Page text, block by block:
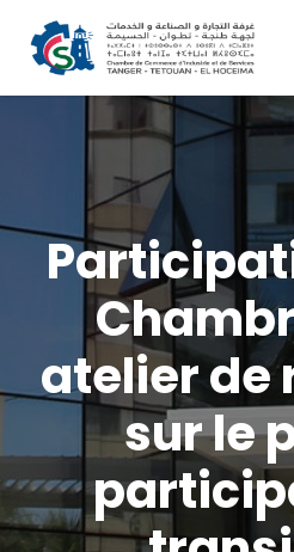
atelier de
sur le